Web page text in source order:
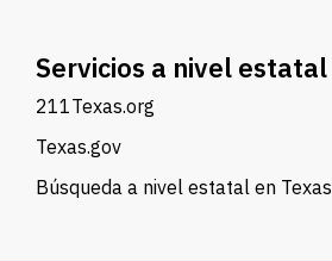
Servicios a nivel estatal
211Texas.org
Texas.gov
Búsqueda a nivel estatal en Texas